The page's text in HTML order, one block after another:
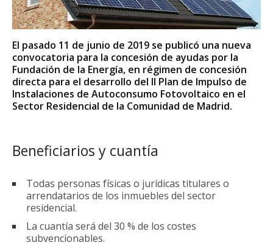
El pasado 11 de junio de 2019 se publicó una nueva
convocatoria para la concesión de ayudas por la
Fundación de la Energía, en régimen de concesión
directa para el desarrollo del II Plan de Impulso de
Instalaciones de Autoconsumo Fotovoltaico en el
Sector Residencial de la Comunidad de Madrid.
Beneficiarios y cuantía
Todas personas físicas o jurídicas titulares o
arrendatarios de los inmuebles del sector
residencial.
La cuantía será del 30 % de los costes
subvencionables.